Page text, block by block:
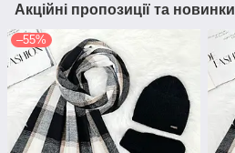
Акційні пропозиції та новинки
–55%